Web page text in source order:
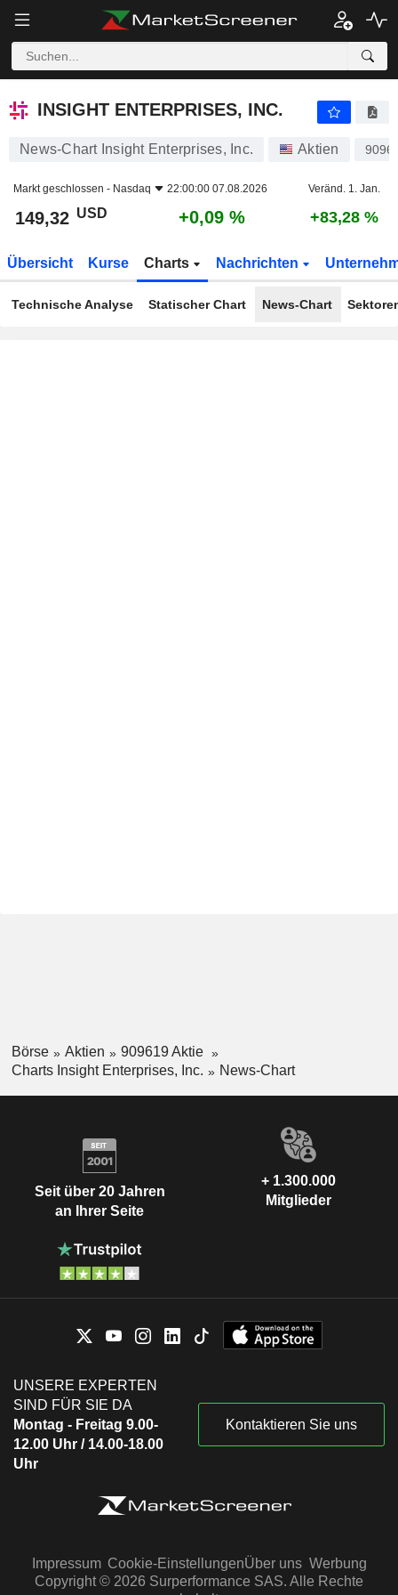
INSIGHT ENTERPRISES, INC.
News-Chart Insight Enterprises, Inc. Aktien
Markt geschlossen - Nasdaq 22:00:00 07.08.2026 Veränd. 1. Jan.
149,32 USD +0,09 % +83,28 %
Übersicht Kurse Charts Nachrichten
Technische Analyse Statischer Chart News-Chart
Börse Aktien
909619 Aktie
Charts Insight Enterprises, Inc.
News-Chart
Seit über 20 Jahren
an Ihrer Seite
+ 1.300.000
Mitglieder
UNSERE EXPERTEN
SIND FÜR SIE DA
Montag - Freitag 9.00-
12.00 Uhr / 14.00-18.00
Uhr
Kontaktieren Sie uns
Impressum Cookie-EinstellungenÜber uns Werbung
Copyright © 2026 Surperformance SAS. Alle Rechte